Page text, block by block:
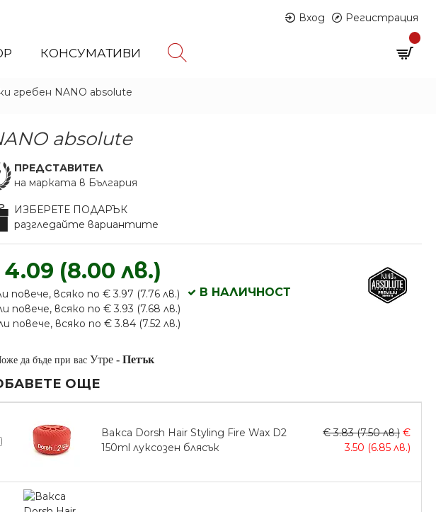
Вход Регистрация
КОНСУМАТИВИ
гребен NANO absolute
absolute
ИЗБЕРЕТЕ ПОДАРЪК
разгледайте вариантите
ПРЕДСТАВИТЕЛ
на марката в България
(8.00 лв.)
повече, всяко по € 3.97 (7.76 лв.)
повече, всяко по € 3.93 (7.68 лв.)
повече, всяко по € 3.84 (7.52 лв.)
В НАЛИЧНОСТ
да бъде при вас Утре - Петък
ОЩЕ
Вакса Dorsh Hair Styling Fire Wax D2
150ml луксозен блясък
€ 3.83 (7.50 лв.) €
3.50 (6.85 лв.)